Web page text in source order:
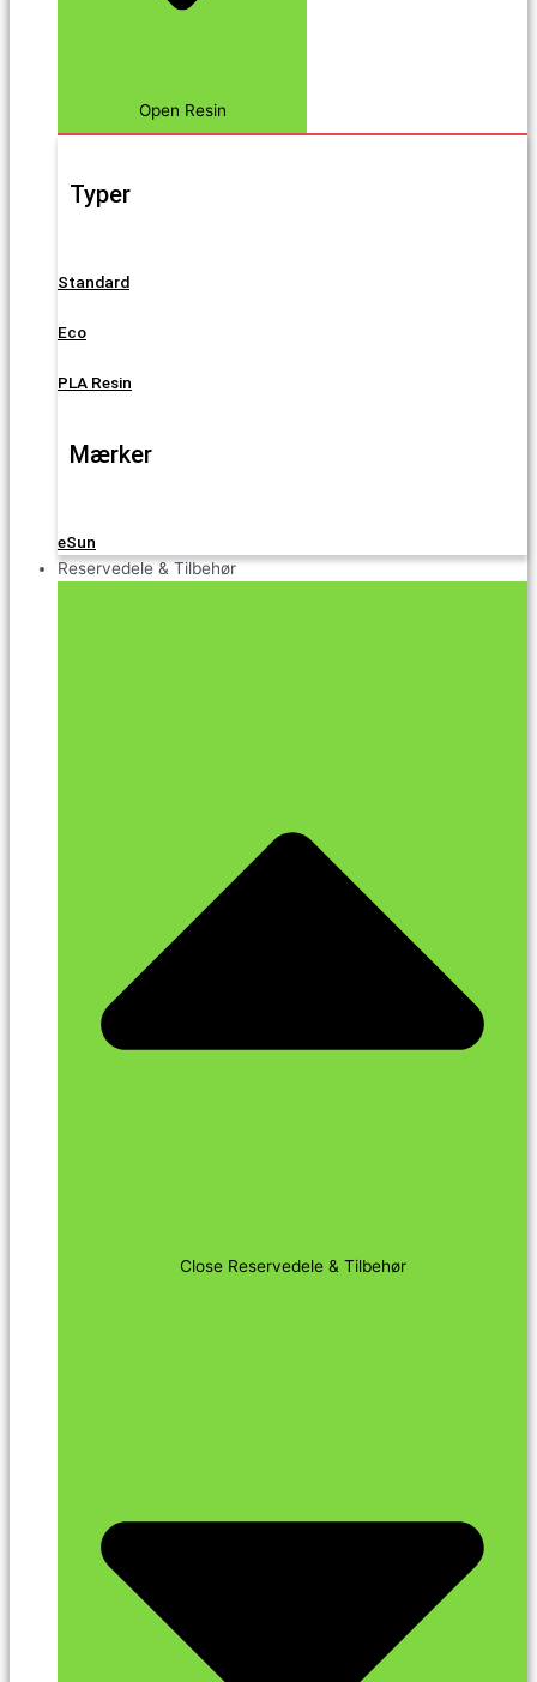
Open Resin
Typer
Standard
Eco
PLA Resin
Mærker
eSun
Reservedele & Tilbehør
Close Reservedele & Tilbehør